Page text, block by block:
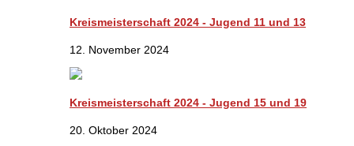
Kreismeisterschaft 2024 - Jugend 11 und 13
12. November 2024
Kreismeisterschaft 2024 - Jugend 15 und 19
20. Oktober 2024